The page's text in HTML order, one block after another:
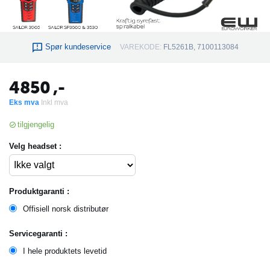
Spør kundeservice VAREKODE: FL5261B, 7100113084
4850,-
Eks mva Inkl mva
tilgjengelig
Velg headset :
Produktgaranti :
Offisiell norsk distributør
Servicegaranti :
I hele produktets levetid